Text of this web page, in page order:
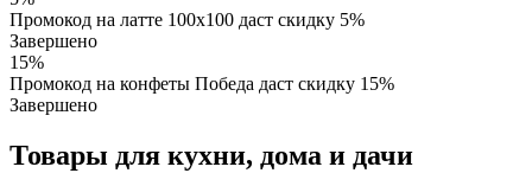
Промокод на латте 100х100 даст скидку 5%
Завершено
15%
Промокод на конфеты Победа даст скидку 15%
Завершено
Товары для кухни, дома и дачи